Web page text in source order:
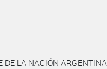
DE LA NACIÓN ARGENTINA